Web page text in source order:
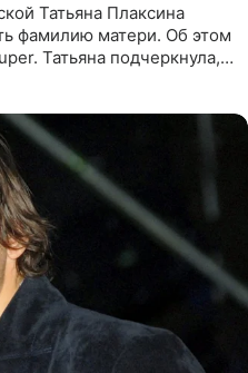
Татьяна Плаксина
фамилию матери. Об этом
Татьяна подчеркнула,